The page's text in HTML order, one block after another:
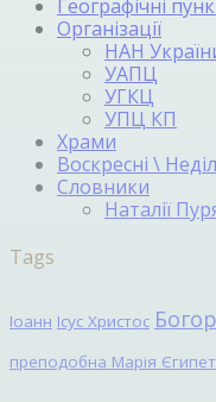
Географічні
Організації
НАН
УАПЦ
УГКЦ
УПЦ КП
Храми
Воскресні \
Словники
Наталії
Tags
Іоанн Ісус Христос
преподобна Марія